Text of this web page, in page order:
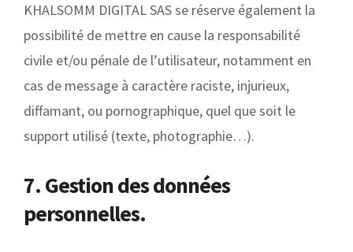
KHALSOMM DIGITAL SAS se réserve également la
possibilité de mettre en cause la responsabilité
civile et/ou pénale de l’utilisateur, notamment en
cas de message à caractère raciste, injurieux,
diffamant, ou pornographique, quel que soit le
support utilisé (texte, photographie…).
7. Gestion des données
personnelles.